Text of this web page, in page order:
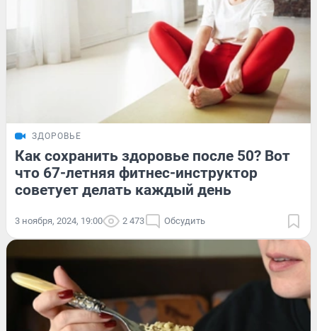
ЗДОРОВЬЕ
Как сохранить здоровье после 50? Вот
что 67-летняя фитнес-инструктор
советует делать каждый день
3 ноября, 2024, 19:00 2 473 Обсудить